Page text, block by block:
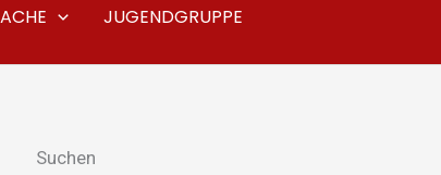
JUGENDGRUPPE
Suchen